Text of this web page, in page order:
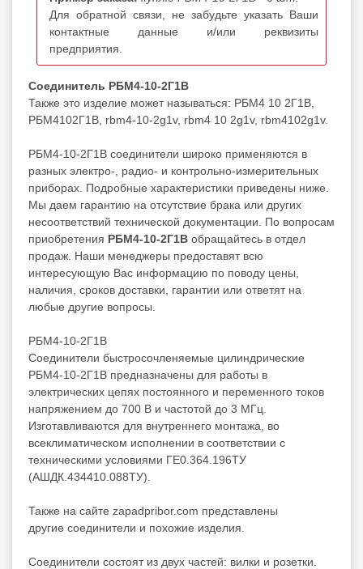
Для обратной связи, не забудьте указать Ваши
контактные данные и/или реквизиты
предприятия.
Соединитель РБМ4-10-2Г1В
Также это изделие может называться: РБМ4 10 2Г1В,
РБМ4102Г1В, rbm4-10-2g1v, rbm4 10 2g1v, rbm4102g1v.
РБМ4-10-2Г1В соединители широко применяются в
разных электро-, радио- и контрольно-измерительных
приборах. Подробные характеристики приведены ниже.
Мы даем гарантию на отсутствие брака или других
несоответствий технической документации. По вопросам
приобретения РБМ4-10-2Г1В обращайтесь в отдел
продаж. Наши менеджеры предоставят всю
интересующую Вас информацию по поводу цены,
наличия, сроков доставки, гарантии или ответят на
любые другие вопросы.
РБМ4-10-2Г1В
Соединители быстросочленяемые цилиндрические
РБМ4-10-2Г1В предназначены для работы в
электрических цепях постоянного и переменного токов
напряжением до 700 В и частотой до 3 МГц.
Изготавливаются для внутреннего монтажа, во
всеклиматическом исполнении в соответствии с
техническими условиями ГЕ0.364.196ТУ
(АШДК.434410.088ТУ).
Также на сайте zapadpribor.com представлены
другие соединители и похожие изделия.
Соединители состоят из двух частей: вилки и розетки.